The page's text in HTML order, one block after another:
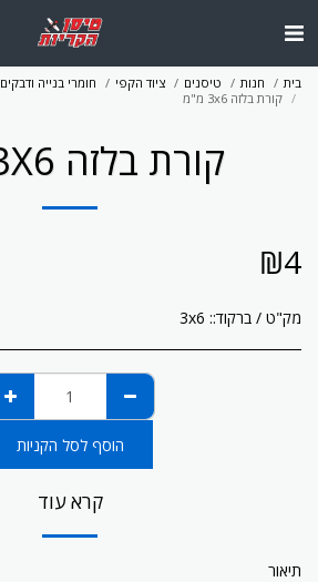
בית חנות טיסנים ציוד הקפי חומרי בנייה ודבקים
קורת בלזה 3x6 מ"מ
קורת בלזה 3X6 מ"מ
₪4
מק"ט / ברקוד:: 3x6
הוסף לסל הקניות
קרא עוד
תיאור